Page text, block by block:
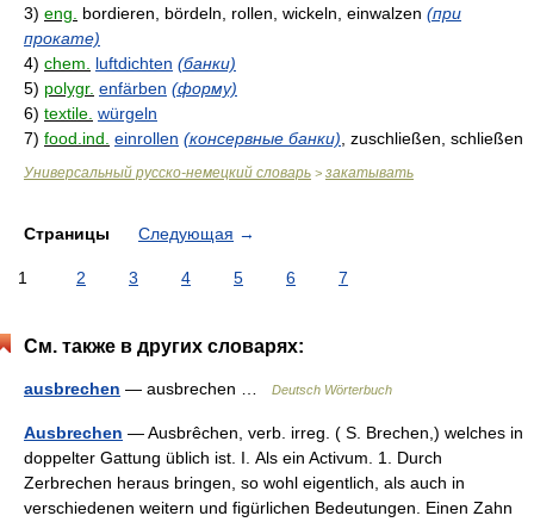
3) eng. bordieren, bördeln, rollen, wickeln, einwalzen (при
прокате)
4) chem. luftdichten (банки)
5) polygr. enfärben (форму)
6) textile. würgeln
7) food.ind. einrollen (консервные банки), zuschließen, schließen
Универсальный русско-немецкий словарь > закатывать
Страницы Следующая →
1 2 3 4 5 6 7
См. также в других словарях:
ausbrechen — ausbrechen … Deutsch Wörterbuch
Ausbrechen — Ausbrêchen, verb. irreg. ( S. Brechen,) welches in
doppelter Gattung üblich ist. I. Als ein Activum. 1. Durch
Zerbrechen heraus bringen, so wohl eigentlich, als auch in
verschiedenen weitern und figürlichen Bedeutungen. Einen Zahn